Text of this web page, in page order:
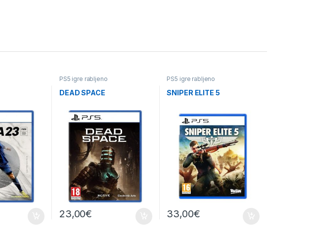
PS5 igre rabljeno
DEAD SPACE
23,00€
PS5 igre rabljeno
SNIPER ELITE 5
33,00€